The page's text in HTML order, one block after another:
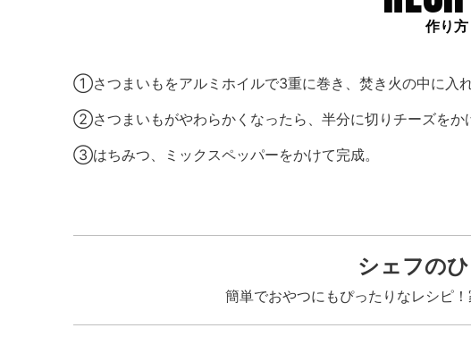
作り方
①さつまいもをアルミホイルで3重に巻き、焚き火の中に入れ
②さつまいもがやわらかくなったら、半分に切りチーズをか
③はちみつ、ミックスペッパーをかけて完成。
シェフの
簡単でおやつにもぴったりなレシピ！